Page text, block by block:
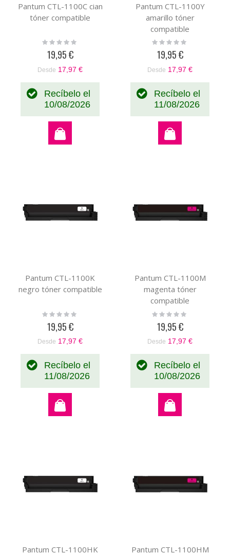
Pantum CTL-1100C cian
tóner compatible
Rating:
19,95 €
Desde 17,97 €
Recíbelo el
10/08/2026
Pantum CTL-1100Y
amarillo tóner
compatible
Rating:
19,95 €
Desde 17,97 €
Recíbelo el
11/08/2026
Pantum CTL-1100K
negro tóner compatible
Rating:
19,95 €
Desde 17,97 €
Recíbelo el
11/08/2026
Pantum CTL-1100M
magenta tóner
compatible
Rating:
19,95 €
Desde 17,97 €
Recíbelo el
10/08/2026
Pantum CTL-1100HK Pantum CTL-1100HM